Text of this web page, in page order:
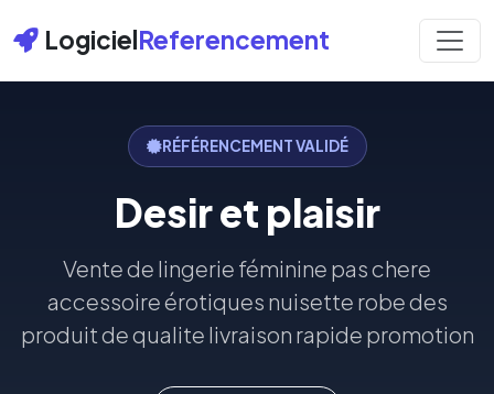
LogicielReferencement
RÉFÉRENCEMENT VALIDÉ
Desir et plaisir
Vente de lingerie féminine pas chere
accessoire érotiques nuisette robe des
produit de qualite livraison rapide promotion